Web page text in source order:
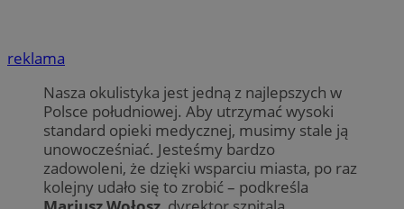
reklama
Nasza okulistyka jest jedną z najlepszych w
Polsce południowej. Aby utrzymać wysoki
standard opieki medycznej, musimy stale ją
unowocześniać. Jesteśmy bardzo
zadowoleni, że dzięki wsparciu miasta, po raz
kolejny udało się to zrobić – podkreśla